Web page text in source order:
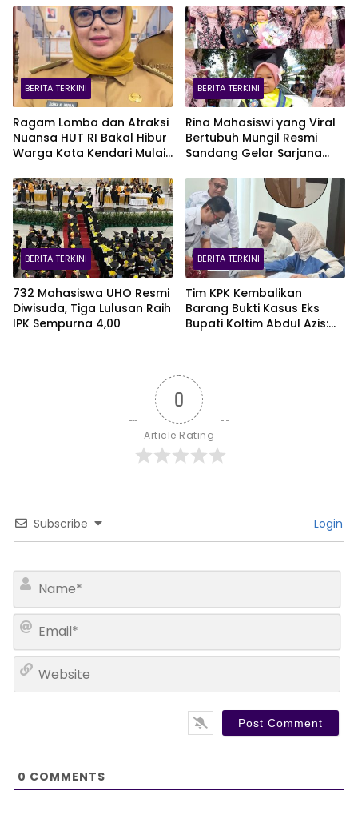
BERITA TERKINI
Ragam Lomba dan Atraksi
Nuansa HUT RI Bakal Hibur
Warga Kota Kendari Mulai
BERITA TERKINI
Rina Mahasiswi yang Viral
Bertubuh Mungil Resmi
Sandang Gelar Sarjana
BERITA TERKINI
732 Mahasiswa UHO Resmi
Diwisuda, Tiga Lulusan Raih
IPK Sempurna 4,00
BERITA TERKINI
Tim KPK Kembalikan
Barang Bukti Kasus Eks
Bupati Koltim Abdul Azis:
0
Article Rating
Subscribe Login
m
a
l
0 COMMENTS